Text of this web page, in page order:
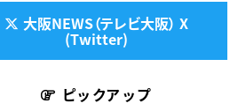
大阪NEWS（テレビ大阪） X
(Twitter)
ピックアップ